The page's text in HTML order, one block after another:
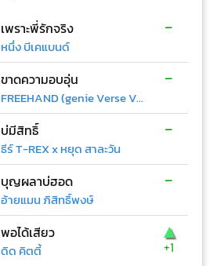
เพราะพี่รักจริง
หนึ่ง บีเคแบนด์
-
ขาดความอบอุ่น
FREEHAND (genie Verse Vol.1)
-
บ่มีสิทธิ์
ธีร์ T-REX x หยุด สาละวัน
-
บุญผลาบ่ฮอด
อ้ายแมน ภิสิทธิ์พงษ์
-
พอได้เสียว
ดิด คิตตี้
▲
+1